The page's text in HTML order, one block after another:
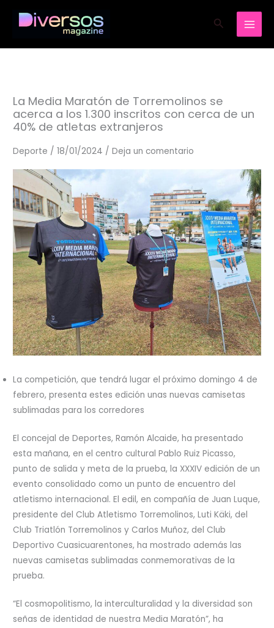
Buscar
La Media Maratón de Torremolinos se
acerca a los 1.300 inscritos con cerca de un
40% de atletas extranjeros
Deporte /18/01/2024 /Deja un comentario
La competición, que tendrá lugar el próximo domingo 4 de
febrero, presenta estes edición unas nuevas camisetas
sublimadas para los corredores
El concejal de Deportes, Ramón Alcaide, ha presentado
esta mañana, en el centro cultural Pablo Ruiz Picasso,
punto de salida y meta de la prueba, la XXXIV edición de un
evento consolidado como un punto de encuentro del
atletismo internacional. El edil, en compañía de Juan Luque,
presidente del Club Atletismo Torremolinos, Luti Käki, del
Club Triatlón Torremolinos y Carlos Muñoz, del Club
Deportivo Cuasicuarentones, ha mostrado además las
nuevas camisetas sublimadas conmemorativas de la
prueba.
“El cosmopolitismo, la interculturalidad y la diversidad son
señas de identidad de nuestra Media Maratón”, ha